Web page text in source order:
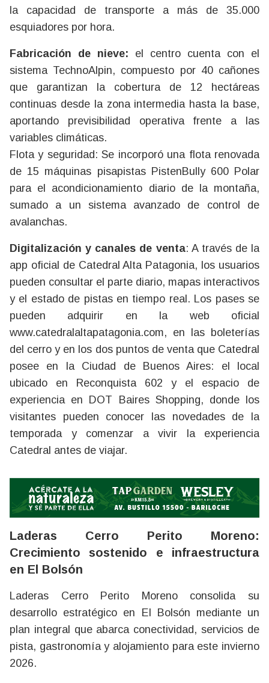
la capacidad de transporte a más de 35.000
esquiadores por hora.
Fabricación de nieve: el centro cuenta con el
sistema TechnoAlpin, compuesto por 40 cañones
que garantizan la cobertura de 12 hectáreas
continuas desde la zona intermedia hasta la base,
aportando previsibilidad operativa frente a las
variables climáticas.
Flota y seguridad: Se incorporó una flota renovada
de 15 máquinas pisapistas PistenBully 600 Polar
para el acondicionamiento diario de la montaña,
sumado a un sistema avanzado de control de
avalanchas.
Digitalización y canales de venta: A través de la
app oficial de Catedral Alta Patagonia, los usuarios
pueden consultar el parte diario, mapas interactivos
y el estado de pistas en tiempo real. Los pases se
pueden adquirir en la web oficial
www.catedralaltapatagonia.com, en las boleterías
del cerro y en los dos puntos de venta que Catedral
posee en la Ciudad de Buenos Aires: el local
ubicado en Reconquista 602 y el espacio de
experiencia en DOT Baires Shopping, donde los
visitantes pueden conocer las novedades de la
temporada y comenzar a vivir la experiencia
Catedral antes de viajar.
Laderas Cerro Perito Moreno:
Crecimiento sostenido e infraestructura
en El Bolsón
Laderas Cerro Perito Moreno consolida su
desarrollo estratégico en El Bolsón mediante un
plan integral que abarca conectividad, servicios de
pista, gastronomía y alojamiento para este invierno
2026.